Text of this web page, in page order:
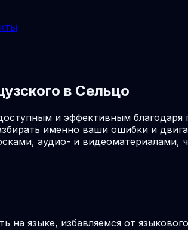
в Сельцо
и эффективным
именно ваши ошибки и
аудио- и видеоматериалами,
на языке, избавляемся от